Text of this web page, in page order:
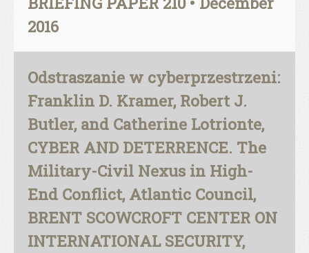
2016
Odstraszanie w cyberprzestrzeni:
Franklin D. Kramer, Robert J.
Butler, and Catherine Lotrionte,
CYBER AND DETERRENCE. The
Military-Civil Nexus in High-
End Conflict, Atlantic Council,
BRENT SCOWCROFT CENTER ON
INTERNATIONAL SECURITY,